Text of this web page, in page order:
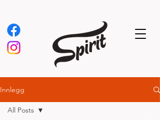
Innlegg
All Posts